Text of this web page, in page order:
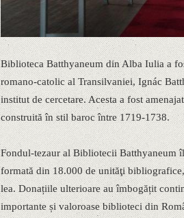
Biblioteca Batthyaneum din Alba Iulia a
romano-catolic al Transilvaniei, Ignác
institut de cercetare. Acesta a fost
construită în stil baroc între 1719-1738.
Fondul-tezaur al Bibliotecii Batthyaneum
formată din 18.000 de unităţi
lea. Donațiile ulterioare au îmbogățit
importante și valoroase biblioteci din